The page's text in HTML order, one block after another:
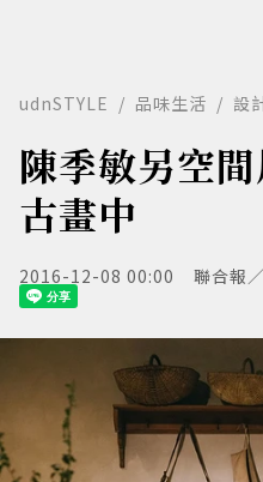
udnSTYLE 品味生活 設
陳季敏另空
古畫中
2016-12-08 00:00 聯合報